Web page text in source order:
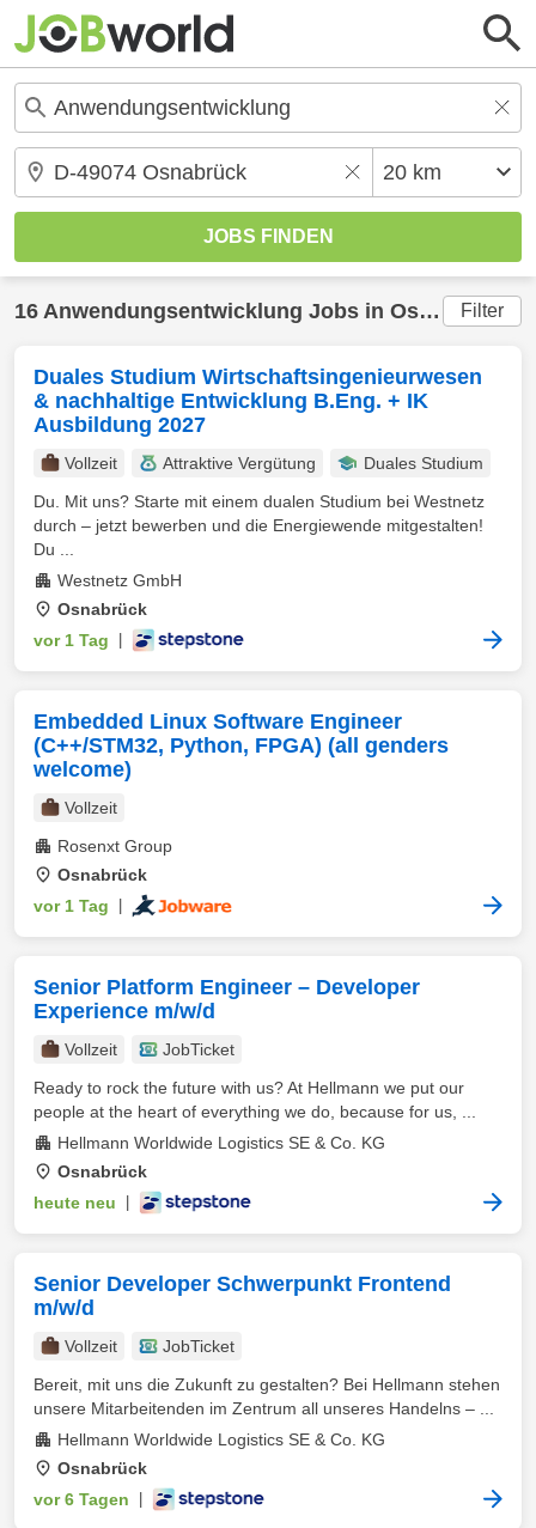
16 Anwendungsentwicklung Jobs in Osnabrück Filter
Duales Studium Wirtschaftsingenieurwesen
& nachhaltige Entwicklung B.Eng. + IK
Ausbildung 2027
Vollzeit Attraktive Vergütung
Duales Studium
Du. Mit uns? Starte mit einem dualen Studium bei Westnetz
durch – jetzt bewerben und die Energiewende mitgestalten!
Du ...
Westnetz GmbH
Osnabrück
vor 1 Tag
Embedded Linux Software Engineer
(C++/STM32, Python, FPGA) (all genders
welcome)
Vollzeit
Rosenxt Group
Osnabrück
vor 1 Tag
Senior Platform Engineer – Developer
Experience m/w/d
Vollzeit
JobTicket
Ready to rock the future with us? At Hellmann we put our
people at the heart of everything we do, because for us, ...
Hellmann Worldwide Logistics SE & Co. KG
Osnabrück
heute neu
Senior Developer Schwerpunkt Frontend
m/w/d
Vollzeit
JobTicket
Bereit, mit uns die Zukunft zu gestalten? Bei Hellmann stehen
unsere Mitarbeitenden im Zentrum all unseres Handelns – ...
Hellmann Worldwide Logistics SE & Co. KG
Osnabrück
vor 6 Tagen